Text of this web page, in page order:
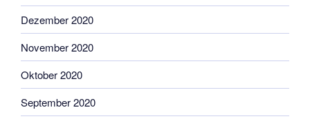
Dezember 2020
November 2020
Oktober 2020
September 2020